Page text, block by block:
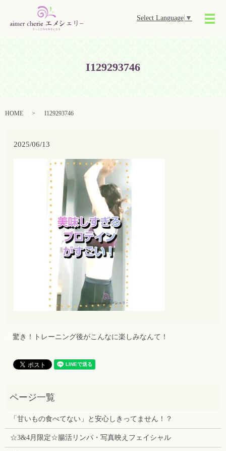
Select Language ▼
メ
I129293746
HOME I129293746
2025/06/13
驚き！トレーニング後がこんなに楽しみなんて！
「甘いもの食べてない」と安心しきってません！？
☆3&4月限定☆腸活リンパ・写真映えフェイシャル